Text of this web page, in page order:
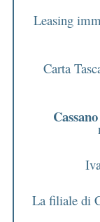
Leasing
Carta
La filiale di